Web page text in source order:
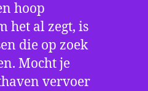
hoop
het al zegt, is
die op zoek
Mocht je
vervoer